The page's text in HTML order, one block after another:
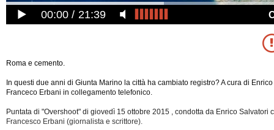
00:00 21:39
Roma e cemento.
In questi due anni di Giunta Marino la città ha cambiato registro? A cura di
Franceco Erbani in collegamento telefonico.
Puntata di "Overshoot" di giovedì 15 ottobre 2015 , condotta da Enrico Salvatori
Francesco Erbani (giornalista e scrittore).